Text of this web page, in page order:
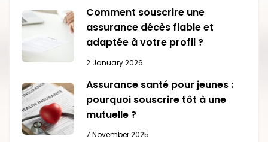
Comment souscrire une
assurance décès fiable et
adaptée à votre profil ?
2 January 2026
Assurance santé pour jeunes :
pourquoi souscrire tôt à une
mutuelle ?
7 November 2025